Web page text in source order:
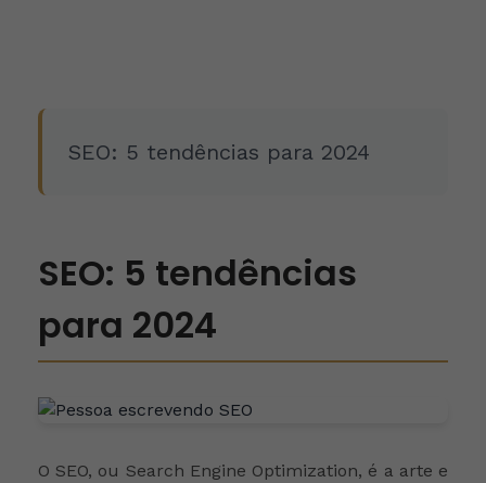
SEO: 5 tendências para 2024
SEO: 5 tendências
para 2024
O SEO, ou Search Engine Optimization, é a arte e